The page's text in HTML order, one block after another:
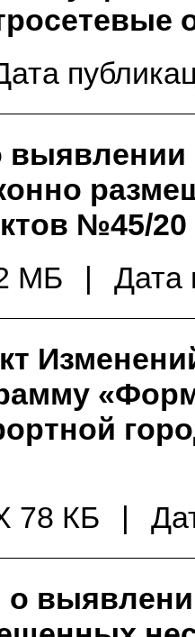
выявлении
№45/20
МБ
| Дата
78 КБ
|